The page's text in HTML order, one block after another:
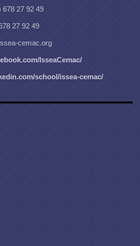
678 27 92 49
27 92 49
cemac.org
IsseaCemac/
school/issea-cemac/